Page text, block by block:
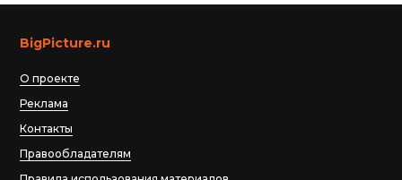
BigPicture.ru
О проекте
Реклама
Контакты
Правообладателям